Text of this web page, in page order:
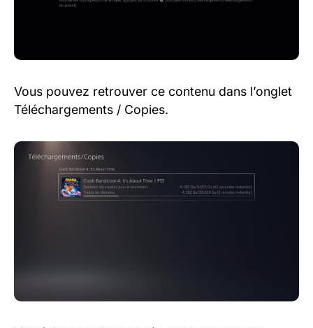
Vous pouvez retrouver ce contenu dans l’onglet
Téléchargements / Copies.